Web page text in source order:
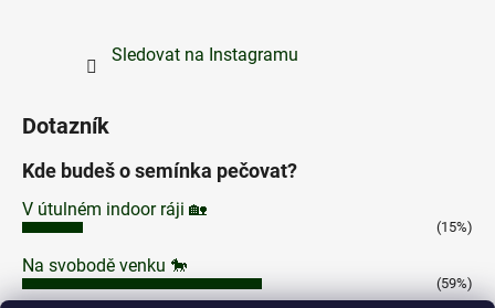
Sledovat na Instagramu
Dotazník
Kde budeš o semínka pečovat?
V útulném indoor ráji 🏡
(15%)
Na svobodě venku 🐎
(59%)